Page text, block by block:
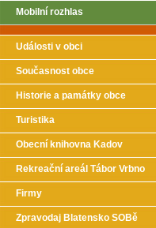
Mobilní rozhlas
Události v obci
Současnost obce
Historie a památky obce
Turistika
Obecní knihovna Kadov
Rekreační areál Tábor Vrbno
Firmy
Zpravodaj Blatensko SOBě